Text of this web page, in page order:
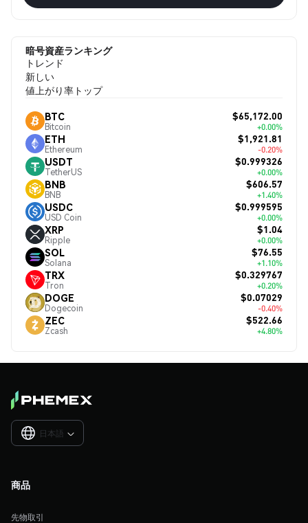
暗号資産ランキング
トレンド
新しい
値上がり率トップ
BTC
Bitcoin
$65,172.00
+0.00%
ETH
Ethereum
$1,921.81
-0.20%
USDT
TetherUS
$0.999326
+0.00%
BNB
BNB
$606.57
+1.40%
USDC
USD Coin
$0.999595
+0.00%
XRP
Ripple
$1.04
+0.00%
SOL
Solana
$76.55
+1.10%
TRX
Tron
$0.329767
+0.20%
DOGE
Dogecoin
$0.07029
-0.40%
ZEC
Zcash
$522.66
+4.80%
日本語 
商品
先物取引